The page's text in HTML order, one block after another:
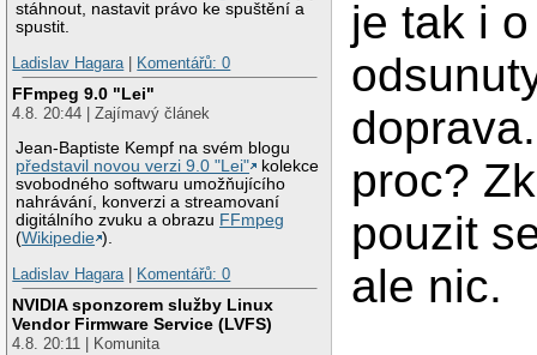
stáhnout, nastavit právo ke spuštění a
spustit.
Ladislav Hagara
Komentářů: 0
FFmpeg 9.0 "Lei"
4.8. 20:44 | Zajímavý článek
Jean-Baptiste Kempf na svém blogu
představil novou verzi 9.0 "Lei"
kolekce
svobodného softwaru umožňujícího
nahrávání, konverzi a streamovaní
digitálního zvuku a obrazu FFmpeg
(Wikipedie ).
Ladislav Hagara
Komentářů: 0
NVIDIA sponzorem služby Linux
Vendor Firmware Service (LVFS)
4.8. 20:11 | Komunita
je tak i
proc?
pouzit
ale nic.